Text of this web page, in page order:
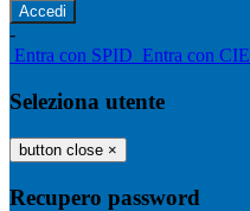
-
Entra con SPID Entra con CIE
Seleziona utente
button close ×
Recupero password